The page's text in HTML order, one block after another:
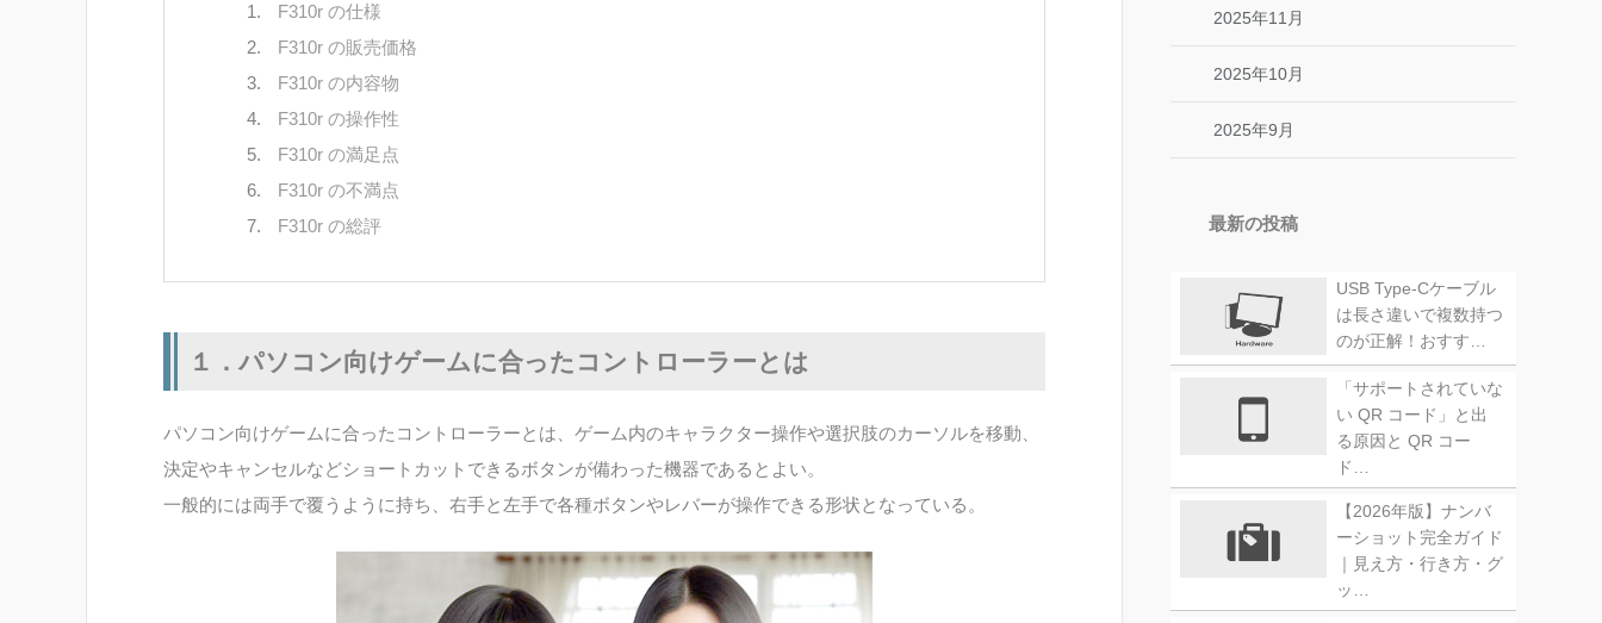
F310r の仕様
F310r の販売価格
F310r の内容物
F310r の操作性
F310r の満足点
F310r の不満点
F310r の総評
１．パソコン向けゲームに合ったコントローラーとは
パソコン向けゲームに合ったコントローラーとは、ゲーム内のキャラクター操作や選択肢のカーソルを移動、
決定やキャンセルなどショートカットできるボタンが備わった機器であるとよい。
一般的には両手で覆うように持ち、右手と左手で各種ボタンやレバーが操作できる形状となっている。
2025年11月
2025年10月
2025年9月
最新の投稿
USB Type-Cケーブル
は長さ違いで複数持つ
のが正解！おすす…
「サポートされていな
い QR コード」と出
る原因と QR コー
ド…
【2026年版】ナンバ
ーショット完全ガイド
｜見え方・行き方・グ
ッ…